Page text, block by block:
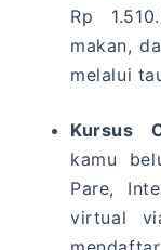
Rp
makan,
melalui
Kursus
kamu
Pare,
virtual